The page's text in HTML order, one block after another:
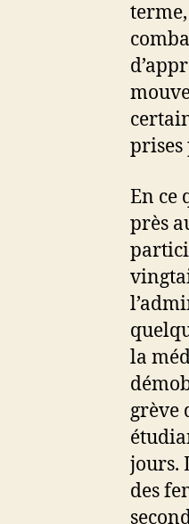
En ce
près
la
grève
jours.
des